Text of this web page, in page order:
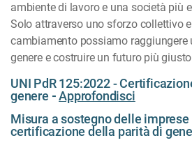
ambiente di lavoro e una società più
Solo attraverso uno sforzo collettivo
cambiamento possiamo raggiungere
genere e costruire un futuro più
UNI PdR 125:2022 -
genere -Approfondisci
Misura a sostegno delle
certificazione della parità di